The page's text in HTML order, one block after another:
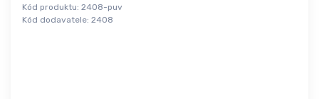
Kód produktu: 2408-puv
Kód dodavatele: 2408